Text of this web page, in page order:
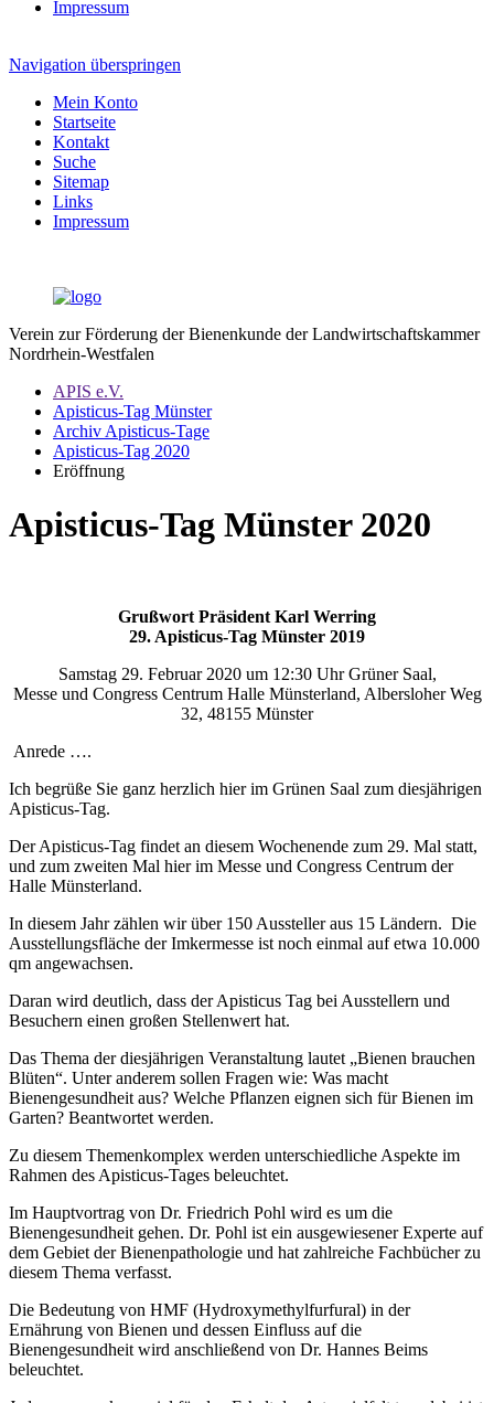
Impressum
Navigation überspringen
Mein Konto
Startseite
Kontakt
Suche
Sitemap
Links
Impressum
Verein zur Förderung der Bienenkunde der Landwirtschaftskammer
Nordrhein-Westfalen
APIS e.V.
Apisticus-Tag Münster
Archiv Apisticus-Tage
Apisticus-Tag 2020
Eröffnung
Apisticus-Tag Münster 2020
Grußwort Präsident Karl Werring
29. Apisticus-Tag Münster 2019
Samstag 29. Februar 2020 um 12:30 Uhr Grüner Saal,
Messe und Congress Centrum Halle Münsterland, Albersloher Weg
32, 48155 Münster
Anrede ….
Ich begrüße Sie ganz herzlich hier im Grünen Saal zum diesjährigen
Apisticus-Tag.
Der Apisticus-Tag findet an diesem Wochenende zum 29. Mal statt,
und zum zweiten Mal hier im Messe und Congress Centrum der
Halle Münsterland.
In diesem Jahr zählen wir über 150 Aussteller aus 15 Ländern. Die
Ausstellungsfläche der Imkermesse ist noch einmal auf etwa 10.000
qm angewachsen.
Daran wird deutlich, dass der Apisticus Tag bei Ausstellern und
Besuchern einen großen Stellenwert hat.
Das Thema der diesjährigen Veranstaltung lautet „Bienen brauchen
Blüten“. Unter anderem sollen Fragen wie: Was macht
Bienengesundheit aus? Welche Pflanzen eignen sich für Bienen im
Garten? Beantwortet werden.
Zu diesem Themenkomplex werden unterschiedliche Aspekte im
Rahmen des Apisticus-Tages beleuchtet.
Im Hauptvortrag von Dr. Friedrich Pohl wird es um die
Bienengesundheit gehen. Dr. Pohl ist ein ausgewiesener Experte auf
dem Gebiet der Bienenpathologie und hat zahlreiche Fachbücher zu
diesem Thema verfasst.
Die Bedeutung von HMF (Hydroxymethylfurfural) in der
Ernährung von Bienen und dessen Einfluss auf die
Bienengesundheit wird anschließend von Dr. Hannes Beims
beleuchtet.